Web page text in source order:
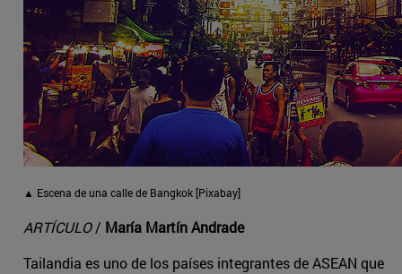
▲ Escena de una calle de Bangkok [Pixabay]
ARTÍCULO/ María Martín Andrade
Tailandia es uno de los países integrantes de ASEAN que